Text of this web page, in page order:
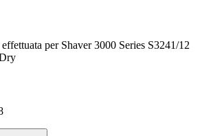
per Shaver 3000 Series S3241/12